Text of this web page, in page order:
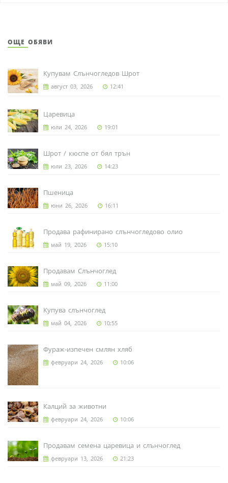
ОЩЕ ОБЯВИ
Купувам Слънчогледов Шрот
август 03, 2026 12:41
Царевица
юли 24, 2026 19:01
Шрот / кюспе от бял трън
юли 23, 2026 14:23
Пшеница
юни 26, 2026 16:11
Продава рафинирано слънчогледово олио
май 19, 2026 15:10
Продавам Слънчоглед
май 09, 2026 11:00
Купува слънчоглед
май 04, 2026 10:55
Фураж-изпечен смлян хляб
февруари 24, 2026 10:06
Калций за животни
февруари 24, 2026 10:06
Продавам семена царевица и слънчоглед
февруари 13, 2026 21:23